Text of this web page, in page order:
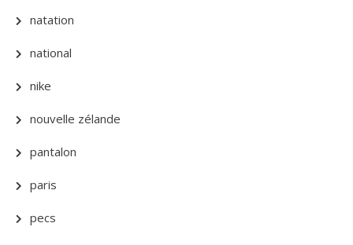
natation
national
nike
nouvelle zélande
pantalon
paris
pecs